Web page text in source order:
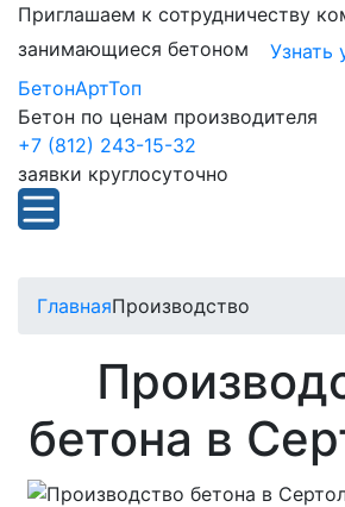
Приглашаем к сотрудничеству
занимающиеся бетоном
Узнать
БетонАртТоп
Бетон по ценам производителя
+7 (812) 243-15-32
заявки круглосуточно
ГлавнаяПроизводство
бетона в